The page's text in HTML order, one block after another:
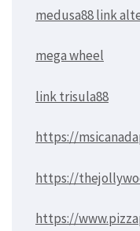
medusa88 link
mega wheel
link trisula88
https://
https://
https://